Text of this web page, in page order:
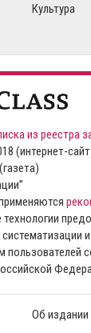
Культура
из реестра
(интернет-
Об издании